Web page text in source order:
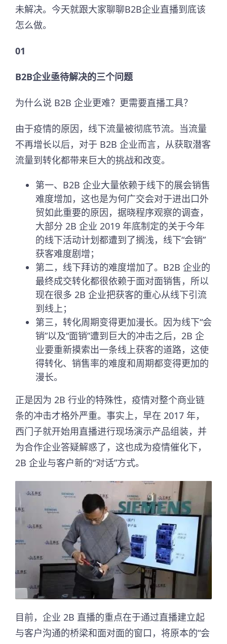
未解决。今天就跟大家聊聊B2B企业直播到底该
怎么做。
01
B2B企业亟待解决的三个问题
为什么说 B2B 企业更难？更需要直播工具？
由于疫情的原因，线下流量被彻底节流。当流量
不再增长以后，对于 B2B 企业而言，从获取潜客
流量到转化都带来巨大的挑战和改变。
第一、B2B 企业大量依赖于线下的展会销售
难度增加，这也是为何广交会对于进出口外
贸如此重要的原因，据晓程序观察的调查，
大部分 2B 企业 2019 年底制定的关于今年
的线下活动计划都遭到了搁浅，线下“会销”
获客难度剧增；
第二，线下拜访的难度增加了。B2B 企业的
最终成交转化都很依赖于面对面销售，所以
现在很多 2B 企业把获客的重心从线下引流
到线上；
第三，转化周期变得更加漫长。因为线下“会
销”以及“面销”遭到巨大的冲击之后，2B 企
业要重新摸索出一条线上获客的道路，这使
得转化、销售率的难度和周期都变得更加的
漫长。
正是因为 2B 行业的特殊性，疫情对整个商业链
条的冲击才格外严重。事实上，早在 2017 年，
西门子就开始用直播进行现场演示产品组装，并
为合作企业答疑解惑了，这也成为疫情催化下，
2B 企业与客户新的“对话”方式。
目前，企业 2B 直播的重点在于通过直播建立起
与客户沟通的桥梁和面对面的窗口，将原本的“会